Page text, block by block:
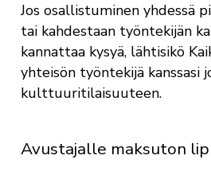
Jos osallistuminen yhdessä
tai kahdestaan työntekijän
kannattaa kysyä, lähtisikö
yhteisön työntekijä kanssasi
kulttuuritilaisuuteen.
Avustajalle maksuton